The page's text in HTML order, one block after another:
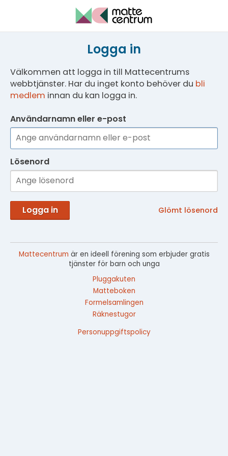
Logga in
Välkommen att logga in till Mattecentrums
webbtjänster. Har du inget konto behöver du bli
medlem innan du kan logga in.
Användarnamn eller e-post
Lösenord
Logga in Glömt lösenord
Mattecentrum är en ideell förening som erbjuder gratis
tjänster för barn och unga
Pluggakuten
Matteboken
Formelsamlingen
Räknestugor
Personuppgiftspolicy